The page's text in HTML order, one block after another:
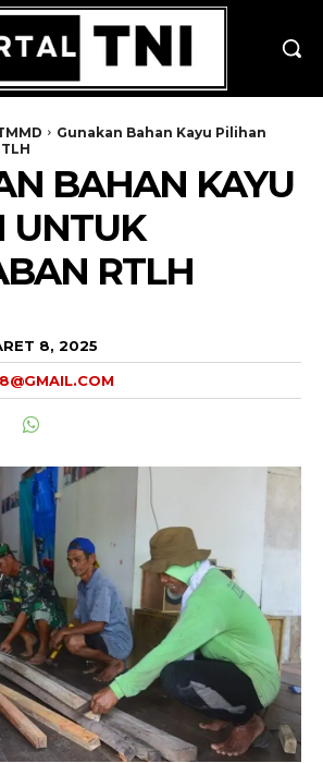
Gunakan Bahan Kayu Pilihan
BAHAN KAYU
UNTUK
RTLH
8, 2025